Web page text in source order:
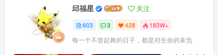
邱福星 关注
603 3 428 183W+
每一个不曾起舞的日子，都是对生命的辜负